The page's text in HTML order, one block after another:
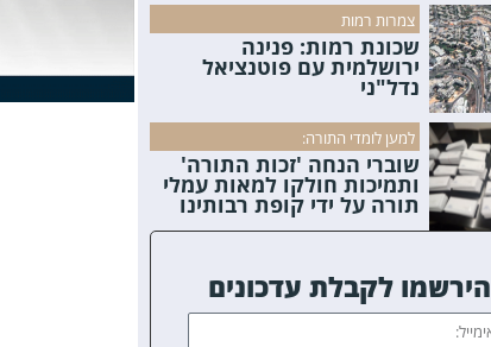
צמרות רמות
שכונת רמות: פנינה
ירושלמית עם פוטנציאל
נדל"ני
למען לומדי התורה:
שוברי הנחה 'זכות התורה'
ותמיכות חולקו למאות עמלי
תורה על ידי קופת רבותינו
הירשמו לקבלת עדכונים